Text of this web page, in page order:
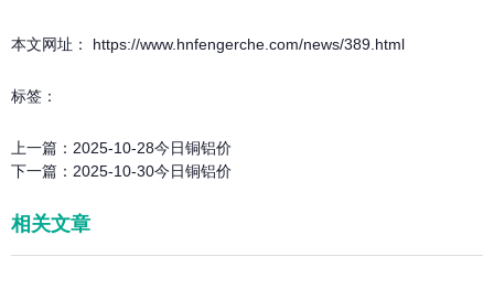
本文网址： https://www.hnfengerche.com/news/389.html
标签：
上一篇： 2025-10-28今日铜铝价
下一篇： 2025-10-30今日铜铝价
相关文章